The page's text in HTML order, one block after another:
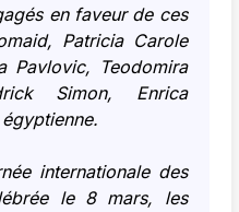
en faveur de ces
Patricia Carole
Pavlovic, Teodomira
Simon, Enrica
internationale des
le 8 mars, les